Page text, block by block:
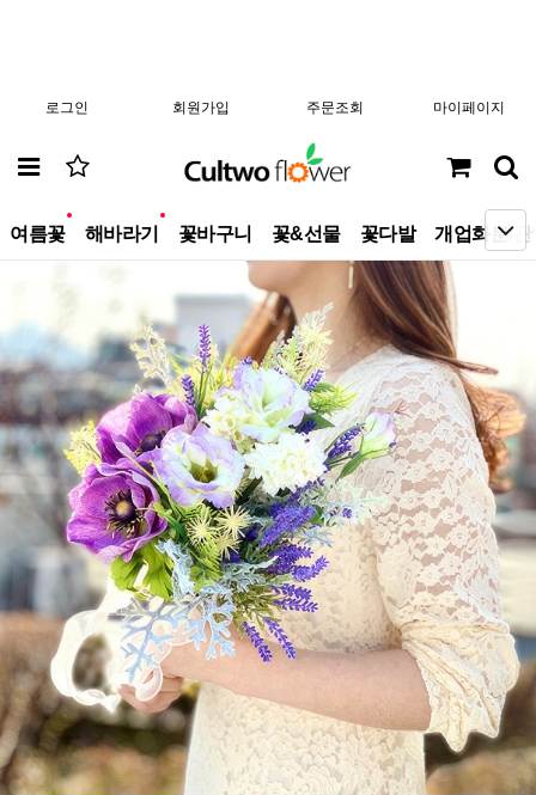
로그인 회원가입 주문조회 마이페이지
여름꽃 해바라기 꽃바구니 꽃&선물 꽃다발 개업화분/